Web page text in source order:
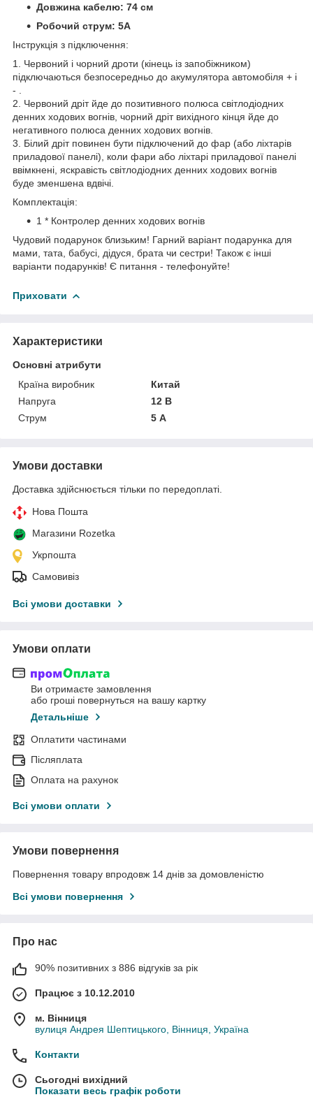
Довжина кабелю: 74 см
Робочий струм: 5А
Інструкція з підключення:
1. Червоний і чорний дроти (кінець із запобіжником)
підключаються безпосередньо до акумулятора автомобіля + і
- .
2. Червоний дріт йде до позитивного полюса світлодіодних
денних ходових вогнів, чорний дріт вихідного кінця йде до
негативного полюса денних ходових вогнів.
3. Білий дріт повинен бути підключений до фар (або ліхтарів
приладової панелі), коли фари або ліхтарі приладової панелі
ввімкнені, яскравість світлодіодних денних ходових вогнів
буде зменшена вдвічі.
Комплектація:
1 * Контролер денних ходових вогнів
Чудовий подарунок близьким! Гарний варіант подарунка для
мами, тата, бабусі, дідуся, брата чи сестри! Також є інші
варіанти подарунків! Є питання - телефонуйте!
Приховати
Характеристики
Основні атрибути
Країна виробник
Китай
Напруга
12 В
Струм
5 А
Умови доставки
Доставка здійснюється тільки по передоплаті.
Нова Пошта
Магазини Rozetka
Укрпошта
Самовивіз
Всі умови доставки
Умови оплати
Ви отримаєте замовлення
або гроші повернуться на вашу картку
Детальніше
Оплатити частинами
Післяплата
Оплата на рахунок
Всі умови оплати
Умови повернення
Повернення товару впродовж 14 днів за домовленістю
Всі умови повернення
Про нас
90% позитивних з 886 відгуків за рік
Працює з 10.12.2010
м. Вінниця
вулиця Андрея Шептицького, Вінниця, Україна
Контакти
Сьогодні вихідний
Показати весь графік роботи